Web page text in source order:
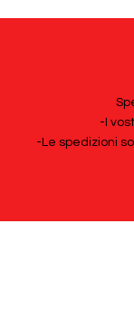
-I
-Le spedizioni